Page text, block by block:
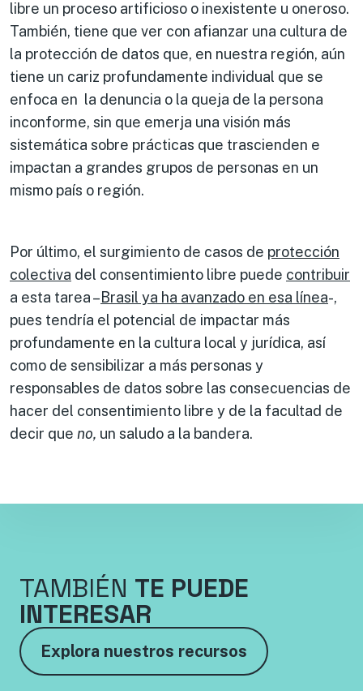
libre un proceso artificioso o inexistente u oneroso.
También, tiene que ver con afianzar una cultura de
la protección de datos que, en nuestra región, aún
tiene un cariz profundamente individual que se
enfoca en la denuncia o la queja de la persona
inconforme, sin que emerja una visión más
sistemática sobre prácticas que trascienden e
impactan a grandes grupos de personas en un
mismo país o región.
Por último, el surgimiento de casos de protección
colectiva del consentimiento libre puede contribuir
a esta tarea –Brasil ya ha avanzado en esa línea-,
pues tendría el potencial de impactar más
profundamente en la cultura local y jurídica, así
como de sensibilizar a más personas y
responsables de datos sobre las consecuencias de
hacer del consentimiento libre y de la facultad de
decir que no, un saludo a la bandera.
TAMBIÉN TE PUEDE
INTERESAR
Explora nuestros recursos